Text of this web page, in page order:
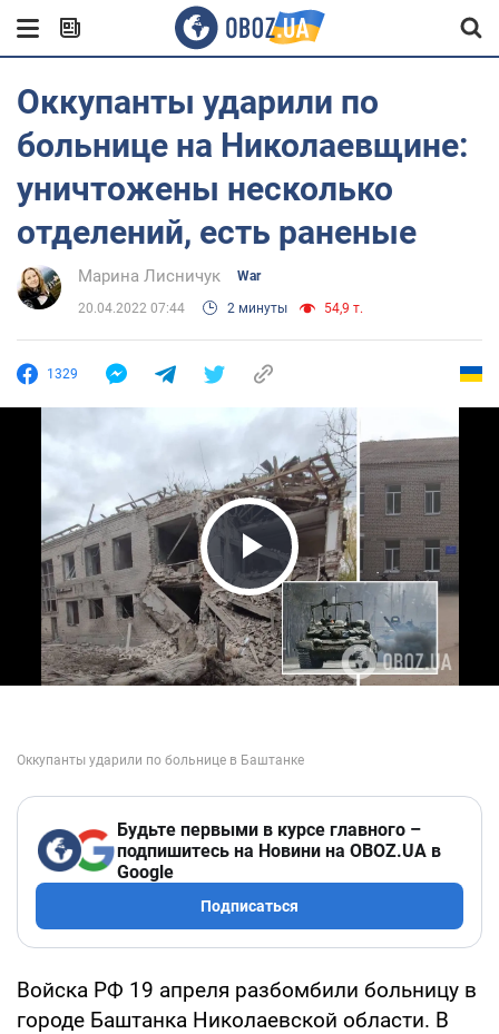
Оккупанты ударили по
больнице на Николаевщине:
уничтожены несколько
отделений, есть раненые
Марина Лисничук War
20.04.2022 07:44 2 минуты 54,9 т.
1329
Play Video
Будьте первыми в курсе главного –
подпишитесь на Новини на OBOZ.UA в
Google
Подписаться
Войска РФ 19 апреля разбомбили больницу в
городе Баштанка Николаевской области. В